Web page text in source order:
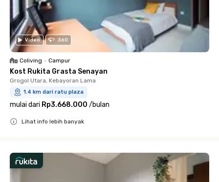
Video 360
Coliving • Campur
Kost Rukita Grasta Senayan
Grogol Utara, Kebayoran Lama
1.4 km dari ratu plaza
mulai dari Rp3.668.000 /bulan
Lihat info lebih banyak